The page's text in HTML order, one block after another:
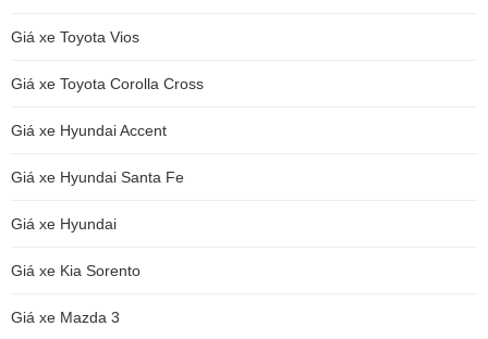
Giá xe Toyota Vios
Giá xe Toyota Corolla Cross
Giá xe Hyundai Accent
Giá xe Hyundai Santa Fe
Giá xe Hyundai
Giá xe Kia Sorento
Giá xe Mazda 3